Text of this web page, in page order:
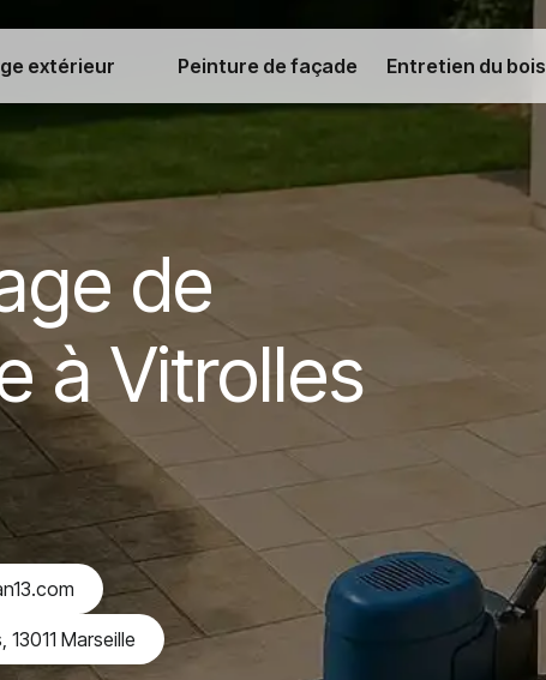
extérieur Peinture de façade Entretien du bois
de
à Vitrolles
13011 Marseille